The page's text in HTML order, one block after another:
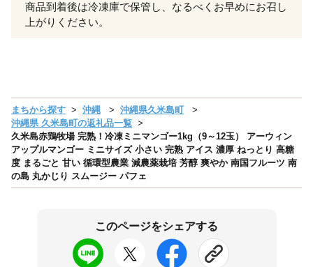
商品到着後は冷凍庫で保管し、なるべくお早めにお召し
上がりください。
まちから探す 沖縄
沖縄県久米島町
沖縄県 久米島町の返礼品一覧
久米島赤鶏牧場 完熟！冷凍ミニマンゴー1kg（9～12玉） アーウィン
アップルマンゴー ミニサイズ 小さい 完熟 アイス 濃厚 ねっとり 高糖
度 まるごと 甘い 循環型農業 減農薬栽培 芳醇 爽やか 南国フルーツ 南
の島 丸かじり スムージー パフェ
このページをシェアする